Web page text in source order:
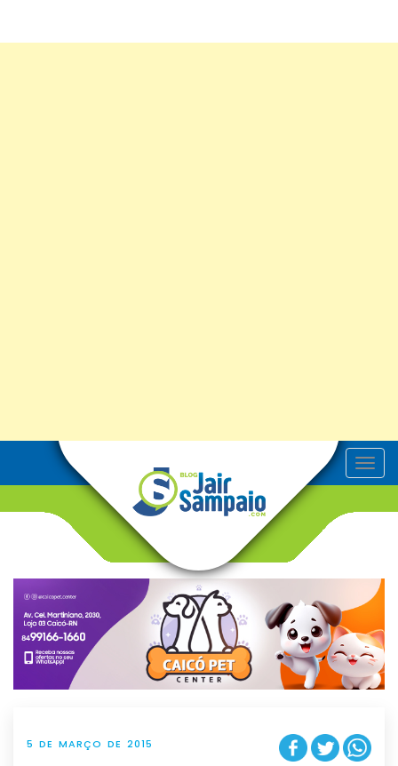
T
o
v
g
t
i
o
n
5 DE MARÇO DE 2015